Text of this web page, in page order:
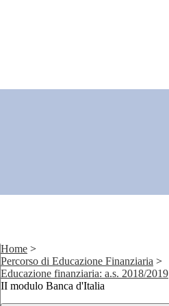
Home >
Percorso di Educazione Finanziaria >
Educazione finanziaria: a.s. 2018/2019
II modulo Banca d'Italia